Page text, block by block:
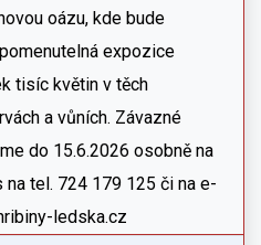
oázu, kde bude
expozice
tisíc květin v těch
a vůních. Závazné
do 15.6.2026 osobně na
na tel. 724 179 125 či na e-
ledska.cz